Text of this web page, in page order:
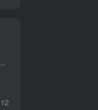
our new, shiny, permissionless multi-user oracle. It's only V1 and missi...
12